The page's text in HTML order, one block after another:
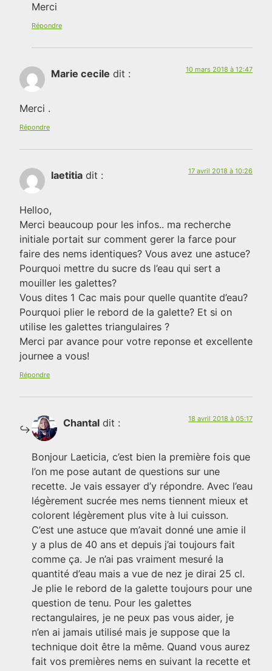
Merci
Répondre
Marie cecile dit : 10 mars 2018 à 12:47
Merci .
Répondre
laetitia dit : 17 avril 2018 à 10:26
Helloo,
Merci beaucoup pour les infos.. ma recherche
initiale portait sur comment gerer la farce pour
faire des nems identiques? Vous avez une astuce?
Pourquoi mettre du sucre ds l’eau qui sert a
mouiller les galettes?
Vous dites 1 Cac mais pour quelle quantite d’eau?
Pourquoi plier le rebord de la galette? Et si on
utilise les galettes triangulaires ?
Merci par avance pour votre reponse et excellente
journee a vous!
Répondre
Chantal dit : 18 avril 2018 à 05:17
Bonjour Laeticia, c’est bien la première fois que
l’on me pose autant de questions sur une
recette. Je vais essayer d’y répondre. Avec l’eau
légèrement sucrée mes nems tiennent mieux et
colorent légèrement plus vite à lui cuisson.
C’est une astuce que m’avait donné une amie il
y a plus de 40 ans et depuis j’ai toujours fait
comme ça. Je n’ai pas vraiment mesuré la
quantité d’eau mais a vue de nez je dirai 25 cl.
Je plie le rebord de la galette toujours pour une
question de tenu. Pour les galettes
rectangulaires, je ne peux pas vous aider, je
n’en ai jamais utilisé mais je suppose que la
technique doit être la même. Quand vous aurez
fait vos premières nems en suivant la recette et